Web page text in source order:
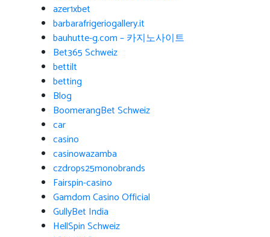
azer1xbet
barbarafrigeriogallery.it
bauhutte-g.com – 카지노사이트
Bet365 Schweiz
bettilt
betting
Blog
BoomerangBet Schweiz
car
casino
casinowazamba
czdrops25monobrands
Fairspin-casino
Gamdom Casino Official
GullyBet India
HellSpin Schweiz